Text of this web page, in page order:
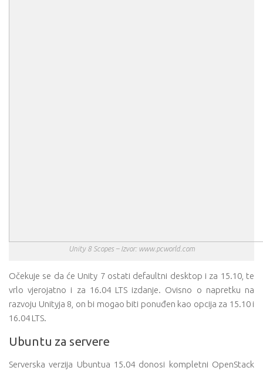
Unity 8 Scopes – Izvor: www.pcworld.com
Očekuje se da će Unity 7 ostati defaultni desktop i za 15.10, te
vrlo vjerojatno i za 16.04 LTS izdanje. Ovisno o napretku na
razvoju Unityja 8, on bi mogao biti ponuđen kao opcija za 15.10 i
16.04 LTS.
Ubuntu za servere
Serverska verzija Ubuntua 15.04 donosi kompletni OpenStack